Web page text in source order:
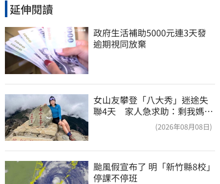
延伸閱讀
政府生活補助5000元連3天發
逾期視同放棄
女山友攀登「八大秀」迷途失
聯4天 家人急求助：剩我媽還
(2026年08月08日)
颱風假宣布了 明「新竹縣8校」
停課不停班